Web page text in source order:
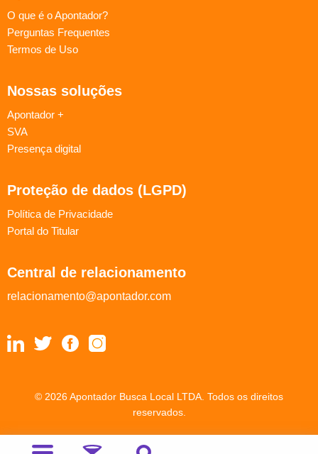
O que é o Apontador?
Perguntas Frequentes
Termos de Uso
Nossas soluções
Apontador +
SVA
Presença digital
Proteção de dados (LGPD)
Política de Privacidade
Portal do Titular
Central de relacionamento
relacionamento@apontador.com
© 2026 Apontador Busca Local LTDA. Todos os direitos
reservados.